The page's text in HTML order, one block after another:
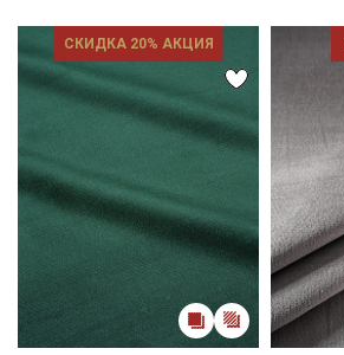
СКИДКА 20% АКЦИЯ